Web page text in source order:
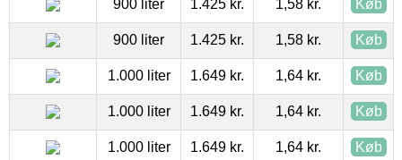
900 liter 1.425 kr. 1,58 kr. Køb
900 liter 1.425 kr. 1,58 kr. Køb
1.000 liter 1.649 kr. 1,64 kr. Køb
1.000 liter 1.649 kr. 1,64 kr. Køb
1.000 liter 1.649 kr. 1,64 kr. Køb